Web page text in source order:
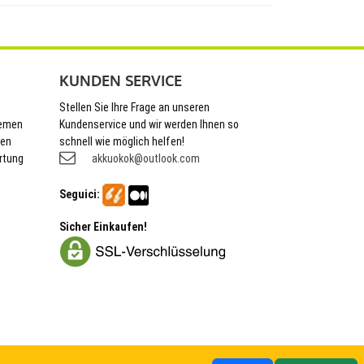
KUNDEN SERVICE
Stellen Sie Ihre Frage an unseren
Kundenservice und wir werden Ihnen so
schnell wie möglich helfen!
akkuokok@outlook.com
Seguici:
Sicher Einkaufen!